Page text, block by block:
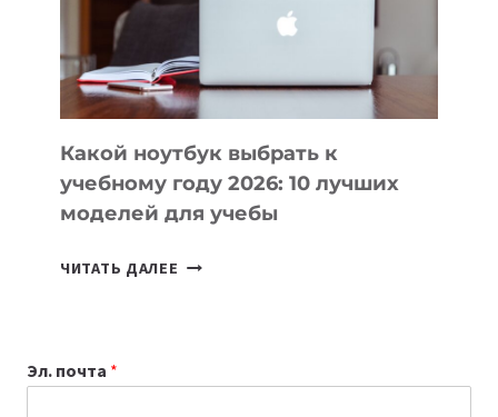
СОЗДАВАТЬ
БЕЗ
СЛОЖНОГО
КОДА
Какой ноутбук выбрать к
учебному году 2026: 10 лучших
моделей для учебы
ЧИТАТЬ ДАЛЕЕ КАКОЙ
Эл. почта *